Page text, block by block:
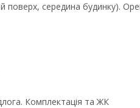
середина будинку).
Комплектація та ЖК